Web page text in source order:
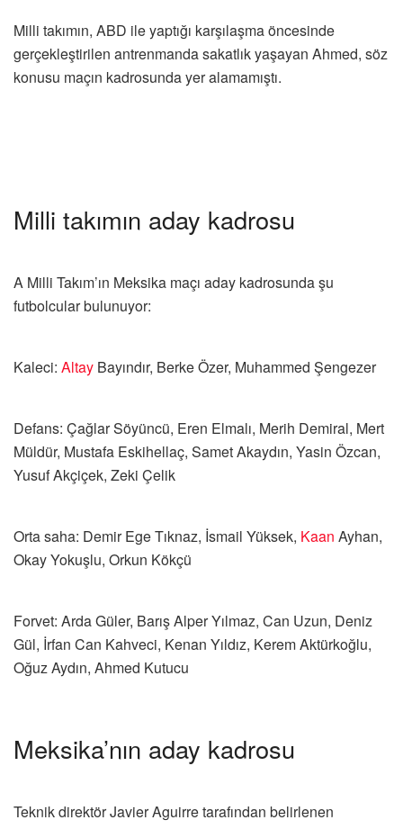
Milli takımın, ABD ile yaptığı karşılaşma öncesinde
gerçekleştirilen antrenmanda sakatlık yaşayan Ahmed, söz
konusu maçın kadrosunda yer alamamıştı.
Milli takımın aday kadrosu
A Milli Takım’ın Meksika maçı aday kadrosunda şu
futbolcular bulunuyor:
Kaleci: Altay Bayındır, Berke Özer, Muhammed Şengezer
Defans: Çağlar Söyüncü, Eren Elmalı, Merih Demiral, Mert
Müldür, Mustafa Eskihellaç, Samet Akaydın, Yasin Özcan,
Yusuf Akçiçek, Zeki Çelik
Orta saha: Demir Ege Tıknaz, İsmail Yüksek, Kaan Ayhan,
Okay Yokuşlu, Orkun Kökçü
Forvet: Arda Güler, Barış Alper Yılmaz, Can Uzun, Deniz
Gül, İrfan Can Kahveci, Kenan Yıldız, Kerem Aktürkoğlu,
Oğuz Aydın, Ahmed Kutucu
Meksika’nın aday kadrosu
Teknik direktör Javier Aguirre tarafından belirlenen